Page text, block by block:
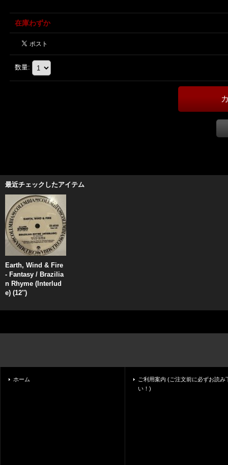
在庫わずか
数量:
最近チェックしたアイテム
Earth, Wind & Fire
- Fantasy / Brazilia
n Rhyme (Interlud
e) (12'')
ホーム
ご利用案内 (ご注文前に必ずお読み
い！)